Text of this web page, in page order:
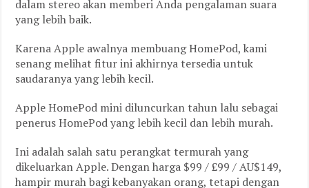
dalam stereo akan memberi Anda pengalaman suara
yang lebih baik.
Karena Apple awalnya membuang HomePod, kami
senang melihat fitur ini akhirnya tersedia untuk
saudaranya yang lebih kecil.
Apple HomePod mini diluncurkan tahun lalu sebagai
penerus HomePod yang lebih kecil dan lebih murah.
Ini adalah salah satu perangkat termurah yang
dikeluarkan Apple. Dengan harga $99 / £99 / AU$149,
hampir murah bagi kebanyakan orang, tetapi dengan